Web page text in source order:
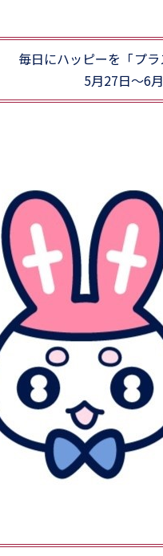
毎日にハッピーを「プ
5月27日～6